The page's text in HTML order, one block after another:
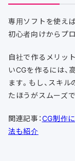
専用ソフトを使え
初心者向けからプ
自社で作るメリッ
いCGを作るには、
ます。もし、スキ
たほうがスムーズで
関連記事：CG制作
法も紹介